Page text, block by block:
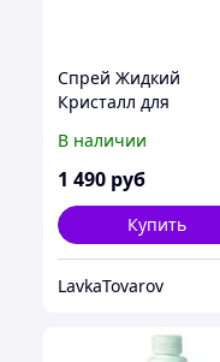
Спрей Жидкий
Кристалл для
В наличии
1 490 руб
Купить
LavkaTovarov